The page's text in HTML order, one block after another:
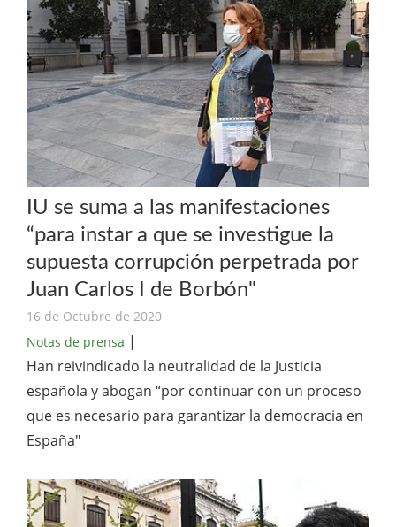
IU se suma a las manifestaciones
“para instar a que se investigue la
supuesta corrupción perpetrada por
Juan Carlos I de Borbón"
16 de Octubre de 2020
Notas de prensa |
Han reivindicado la neutralidad de la Justicia
española y abogan “por continuar con un proceso
que es necesario para garantizar la democracia en
España"